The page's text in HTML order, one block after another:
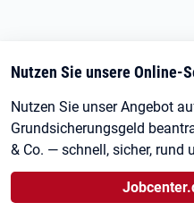
Nutzen Sie unsere Online-
Nutzen Sie unser Angebot
Grundsicherungsgeld
& Co. — schnell, sicher, rund